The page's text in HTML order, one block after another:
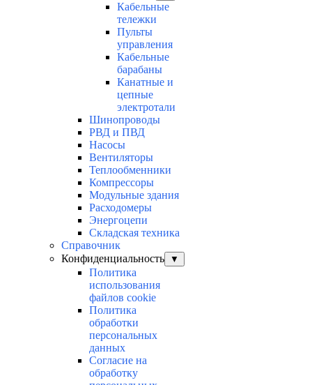
Кабельные
тележки
Пульты
управления
Кабельные
барабаны
Канатные и
цепные
электротали
Шинопроводы
РВД и ПВД
Насосы
Вентиляторы
Теплообменники
Компрессоры
Модульные здания
Расходомеры
Энергоцепи
Складская техника
Справочник
Конфиденциальность
▼
Политика
использования
файлов cookie
Политика
обработки
персональных
данных
Согласие на
обработку